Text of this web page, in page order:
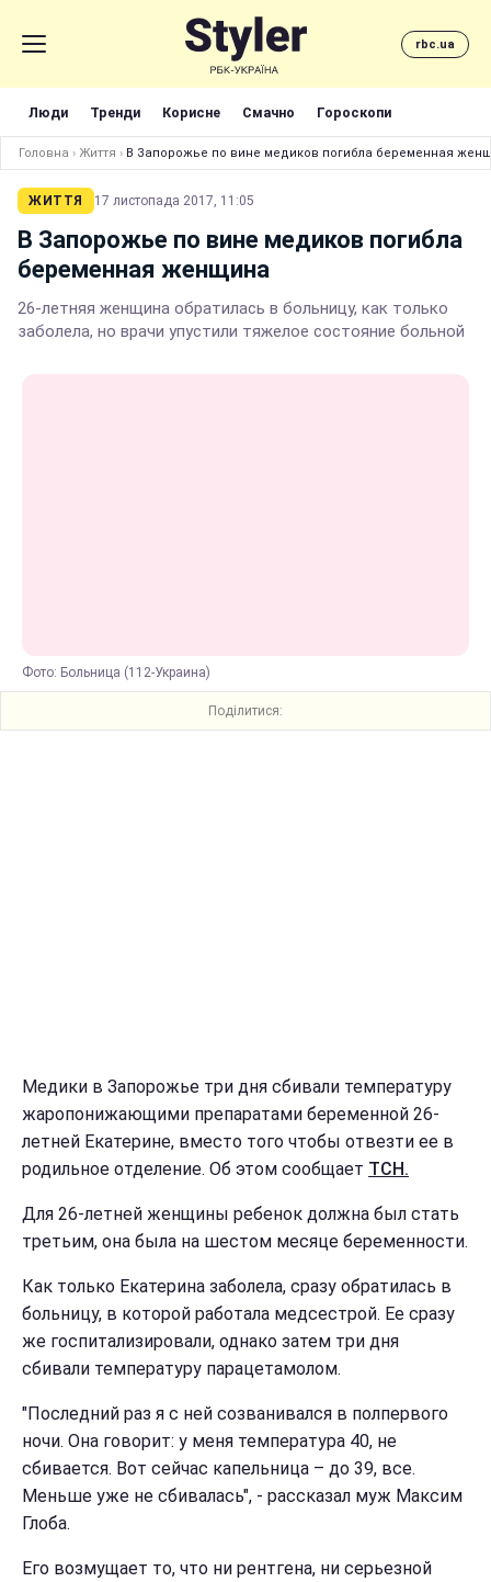
rbc.ua
Люди Тренди Корисне Смачно Гороскопи
Головна › Життя › В Запорожье по вине медиков погибла беременная
ЖИТТЯ 17 листопада 2017, 11:05
В Запорожье по вине медиков погибла
беременная женщина
26-летняя женщина обратилась в больницу, как только
заболела, но врачи упустили тяжелое состояние больной
Фото: Больница (112-Украина)
Поділитися:
Медики в Запорожье три дня сбивали температуру
жаропонижающими препаратами беременной 26-
летней Екатерине, вместо того чтобы отвезти ее в
родильное отделение. Об этом сообщает ТСН.
Для 26-летней женщины ребенок должна был стать
третьим, она была на шестом месяце беременности.
Как только Екатерина заболела, сразу обратилась в
больницу, в которой работала медсестрой. Ее сразу
же госпитализировали, однако затем три дня
сбивали температуру парацетамолом.
"Последний раз я с ней созванивался в полпервого
ночи. Она говорит: у меня температура 40, не
сбивается. Вот сейчас капельница – до 39, все.
Меньше уже не сбивалась", - рассказал муж Максим
Глоба.
Его возмущает то, что ни рентгена, ни серьезной